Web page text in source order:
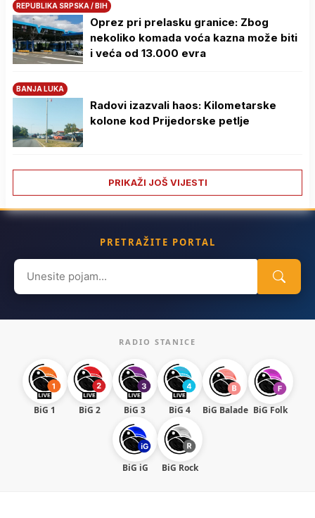
REPUBLIKA SRPSKA / BIH
Oprez pri prelasku granice: Zbog
nekoliko komada voća kazna može biti
i veća od 13.000 evra
BANJA LUKA
Radovi izazvali haos: Kilometarske
kolone kod Prijedorske petlje
PRIKAŽI JOŠ VIJESTI
PRETRAŽITE PORTAL
Search
for:
RADIO STANICE
BiG 1 BiG 2 BiG 3 BiG 4 BiG Balade BiG Folk
BiG iG BiG Rock